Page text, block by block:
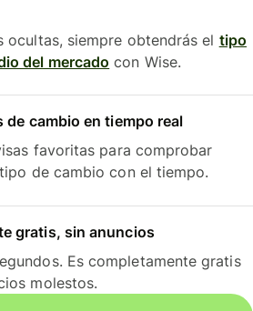
ocultas, siempre obtendrás el tipo
del mercado con Wise.
de cambio en tiempo real
favoritas para comprobar
de cambio con el tiempo.
gratis, sin anuncios
Es completamente gratis
molestos.